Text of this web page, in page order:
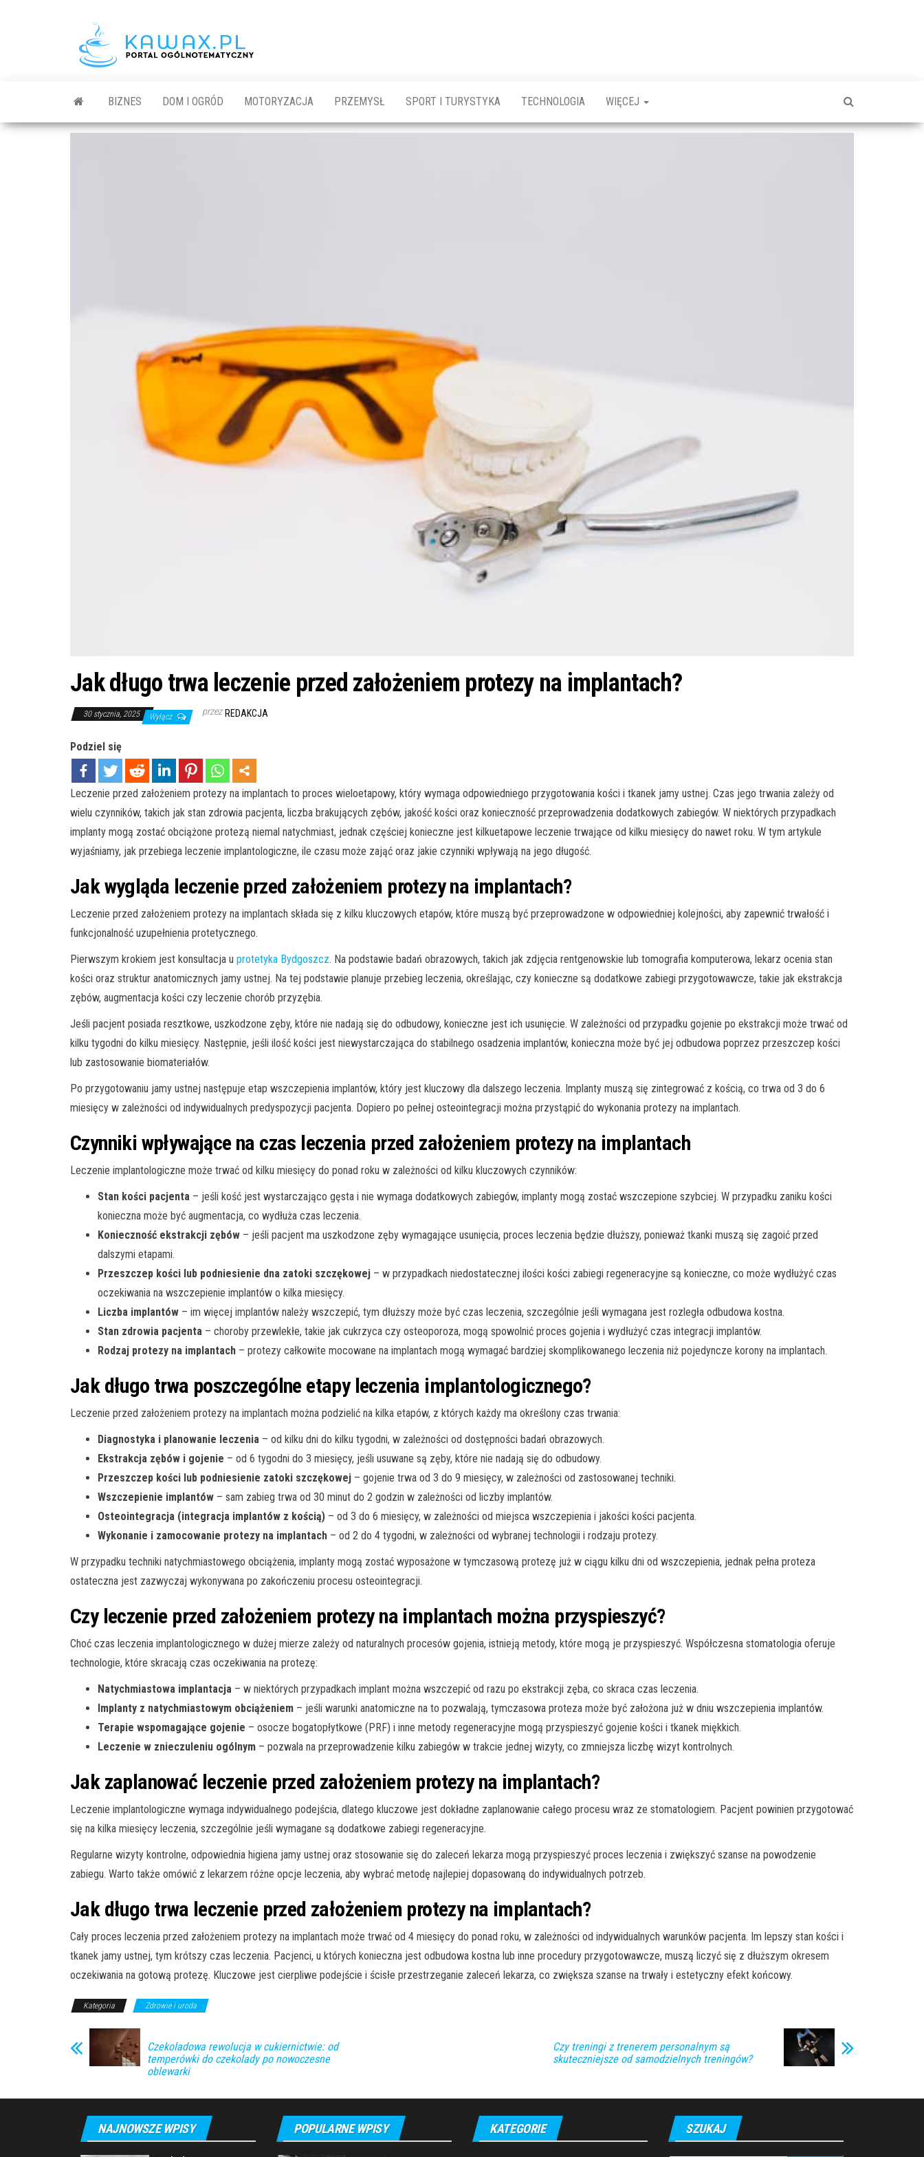
BIZNES DOM I OGRÓD MOTORYZACJA PRZEMYSŁ SPORT I TURYSTYKA TECHNOLOGIA WIĘCEJ
Jak długo trwa leczenie przed założeniem protezy na implantach?
30 stycznia, 2025 Wyłącz przez REDAKCJA
Podziel się
Leczenie przed założeniem protezy na implantach to proces wieloetapowy, który wymaga odpowiedniego przygotowania kości i tkanek jamy ustnej. Czas jego trwania zależy od
wielu czynników, takich jak stan zdrowia pacjenta, liczba brakujących zębów, jakość kości oraz konieczność przeprowadzenia dodatkowych zabiegów. W niektórych przypadkach
implanty mogą zostać obciążone protezą niemal natychmiast, jednak częściej konieczne jest kilkuetapowe leczenie trwające od kilku miesięcy do nawet roku. W tym artykule
wyjaśniamy, jak przebiega leczenie implantologiczne, ile czasu może zająć oraz jakie czynniki wpływają na jego długość.
Jak wygląda leczenie przed założeniem protezy na implantach?
Leczenie przed założeniem protezy na implantach składa się z kilku kluczowych etapów, które muszą być przeprowadzone w odpowiedniej kolejności, aby zapewnić trwałość i
funkcjonalność uzupełnienia protetycznego.
Pierwszym krokiem jest konsultacja u protetyka Bydgoszcz. Na podstawie badań obrazowych, takich jak zdjęcia rentgenowskie lub tomografia komputerowa, lekarz ocenia stan
kości oraz struktur anatomicznych jamy ustnej. Na tej podstawie planuje przebieg leczenia, określając, czy konieczne są dodatkowe zabiegi przygotowawcze, takie jak ekstrakcja
zębów, augmentacja kości czy leczenie chorób przyzębia.
Jeśli pacjent posiada resztkowe, uszkodzone zęby, które nie nadają się do odbudowy, konieczne jest ich usunięcie. W zależności od przypadku gojenie po ekstrakcji może trwać od
kilku tygodni do kilku miesięcy. Następnie, jeśli ilość kości jest niewystarczająca do stabilnego osadzenia implantów, konieczna może być jej odbudowa poprzez przeszczep kości
lub zastosowanie biomateriałów.
Po przygotowaniu jamy ustnej następuje etap wszczepienia implantów, który jest kluczowy dla dalszego leczenia. Implanty muszą się zintegrować z kością, co trwa od 3 do 6
miesięcy w zależności od indywidualnych predyspozycji pacjenta. Dopiero po pełnej osteointegracji można przystąpić do wykonania protezy na implantach.
Czynniki wpływające na czas leczenia przed założeniem protezy na implantach
Leczenie implantologiczne może trwać od kilku miesięcy do ponad roku w zależności od kilku kluczowych czynników:
Stan kości pacjenta – jeśli kość jest wystarczająco gęsta i nie wymaga dodatkowych zabiegów, implanty mogą zostać wszczepione szybciej. W przypadku zaniku kości
konieczna może być augmentacja, co wydłuża czas leczenia.
Konieczność ekstrakcji zębów – jeśli pacjent ma uszkodzone zęby wymagające usunięcia, proces leczenia będzie dłuższy, ponieważ tkanki muszą się zagoić przed
dalszymi etapami.
Przeszczep kości lub podniesienie dna zatoki szczękowej – w przypadkach niedostatecznej ilości kości zabiegi regeneracyjne są konieczne, co może wydłużyć czas
oczekiwania na wszczepienie implantów o kilka miesięcy.
Liczba implantów – im więcej implantów należy wszczepić, tym dłuższy może być czas leczenia, szczególnie jeśli wymagana jest rozległa odbudowa kostna.
Stan zdrowia pacjenta – choroby przewlekłe, takie jak cukrzyca czy osteoporoza, mogą spowolnić proces gojenia i wydłużyć czas integracji implantów.
Rodzaj protezy na implantach – protezy całkowite mocowane na implantach mogą wymagać bardziej skomplikowanego leczenia niż pojedyncze korony na implantach.
Jak długo trwa poszczególne etapy leczenia implantologicznego?
Leczenie przed założeniem protezy na implantach można podzielić na kilka etapów, z których każdy ma określony czas trwania:
Diagnostyka i planowanie leczenia – od kilku dni do kilku tygodni, w zależności od dostępności badań obrazowych.
Ekstrakcja zębów i gojenie – od 6 tygodni do 3 miesięcy, jeśli usuwane są zęby, które nie nadają się do odbudowy.
Przeszczep kości lub podniesienie zatoki szczękowej – gojenie trwa od 3 do 9 miesięcy, w zależności od zastosowanej techniki.
Wszczepienie implantów – sam zabieg trwa od 30 minut do 2 godzin w zależności od liczby implantów.
Osteointegracja (integracja implantów z kością) – od 3 do 6 miesięcy, w zależności od miejsca wszczepienia i jakości kości pacjenta.
Wykonanie i zamocowanie protezy na implantach – od 2 do 4 tygodni, w zależności od wybranej technologii i rodzaju protezy.
W przypadku techniki natychmiastowego obciążenia, implanty mogą zostać wyposażone w tymczasową protezę już w ciągu kilku dni od wszczepienia, jednak pełna proteza
ostateczna jest zazwyczaj wykonywana po zakończeniu procesu osteointegracji.
Czy leczenie przed założeniem protezy na implantach można przyspieszyć?
Choć czas leczenia implantologicznego w dużej mierze zależy od naturalnych procesów gojenia, istnieją metody, które mogą je przyspieszyć. Współczesna stomatologia oferuje
technologie, które skracają czas oczekiwania na protezę:
Natychmiastowa implantacja – w niektórych przypadkach implant można wszczepić od razu po ekstrakcji zęba, co skraca czas leczenia.
Implanty z natychmiastowym obciążeniem – jeśli warunki anatomiczne na to pozwalają, tymczasowa proteza może być założona już w dniu wszczepienia implantów.
Terapie wspomagające gojenie – osocze bogatopłytkowe (PRF) i inne metody regeneracyjne mogą przyspieszyć gojenie kości i tkanek miękkich.
Leczenie w znieczuleniu ogólnym – pozwala na przeprowadzenie kilku zabiegów w trakcie jednej wizyty, co zmniejsza liczbę wizyt kontrolnych.
Jak zaplanować leczenie przed założeniem protezy na implantach?
Leczenie implantologiczne wymaga indywidualnego podejścia, dlatego kluczowe jest dokładne zaplanowanie całego procesu wraz ze stomatologiem. Pacjent powinien przygotować
się na kilka miesięcy leczenia, szczególnie jeśli wymagane są dodatkowe zabiegi regeneracyjne.
Regularne wizyty kontrolne, odpowiednia higiena jamy ustnej oraz stosowanie się do zaleceń lekarza mogą przyspieszyć proces leczenia i zwiększyć szanse na powodzenie
zabiegu. Warto także omówić z lekarzem różne opcje leczenia, aby wybrać metodę najlepiej dopasowaną do indywidualnych potrzeb.
Jak długo trwa leczenie przed założeniem protezy na implantach?
Cały proces leczenia przed założeniem protezy na implantach może trwać od 4 miesięcy do ponad roku, w zależności od indywidualnych warunków pacjenta. Im lepszy stan kości i
tkanek jamy ustnej, tym krótszy czas leczenia. Pacjenci, u których konieczna jest odbudowa kostna lub inne procedury przygotowawcze, muszą liczyć się z dłuższym okresem
oczekiwania na gotową protezę. Kluczowe jest cierpliwe podejście i ścisłe przestrzeganie zaleceń lekarza, co zwiększa szanse na trwały i estetyczny efekt końcowy.
Kategoria Zdrowie i uroda
Czekoladowa rewolucja w cukiernictwie: od
temperówki do czekolady po nowoczesne
oblewarki
Czy treningi z trenerem personalnym są
skuteczniejsze od samodzielnych treningów?
NAJNOWSZE WPISY POPULARNE WPISY KATEGORIE SZUKAJ